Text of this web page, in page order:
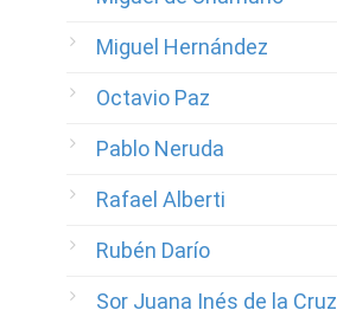
Miguel Hernández
Octavio Paz
Pablo Neruda
Rafael Alberti
Rubén Darío
Sor Juana Inés de la Cruz